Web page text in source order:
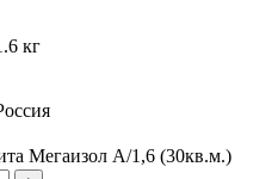
кг
Мегаизол А/1,6 (30кв.м.)